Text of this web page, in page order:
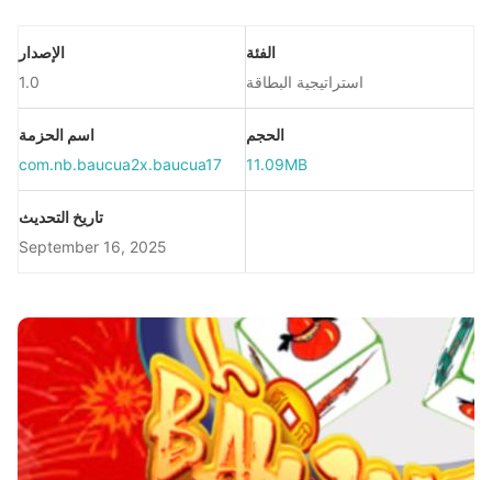
الإصدار
1.0
الفئة
استراتيجية البطاقة
اسم الحزمة
com.nb.baucua2x.baucua17
الحجم
11.09MB
تاريخ التحديث
September 16, 2025